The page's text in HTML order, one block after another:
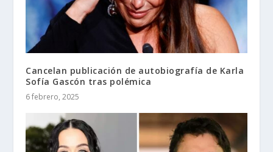
Cancelan publicación de autobiografía de Karla
Sofía Gascón tras polémica
6 febrero, 2025